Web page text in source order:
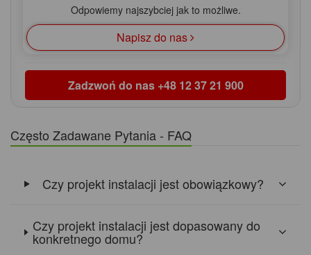
Odpowiemy najszybciej jak to możliwe.
Napisz do nas
Zadzwoń do nas +48 12 37 21 900
Często Zadawane Pytania - FAQ
Czy projekt instalacji jest obowiązkowy?
Czy projekt instalacji jest dopasowany do
konkretnego domu?